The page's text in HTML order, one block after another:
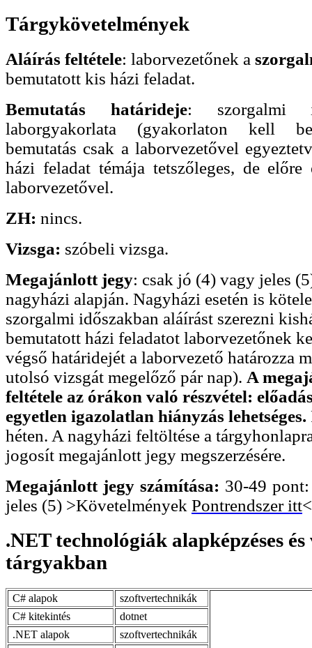
Tárgykövetelmények
Aláírás feltétele: laborvezetőnek a
bemutatott kis házi feladat.
Bemutatás határideje: szorgalmi
laborgyakorlata (gyakorlaton kell
bemutatás csak a laborvezetővel
házi feladat témája tetszőleges, de
laborvezetővel.
ZH: nincs.
Vizsga: szóbeli vizsga.
Megajánlott jegy: csak jó (4) vagy jeles
nagyházi alapján. Nagyházi esetén is
szorgalmi időszakban aláírást szerezni
bemutatott házi feladatot laborvezetőnek
végső határidejét a laborvezető határozza
utolsó vizsgát megelőző pár nap). A
feltétele az órákon való részvétel:
egyetlen igazolatlan hiányzás lehetséges.
héten. A nagyházi feltöltése a
jogosít megajánlott jegy megszerzésére.
Megajánlott jegy számítása: 30-49
jeles (5) >Követelmények Pontrendszer itt<
.NET technológiák alapképzéses
tárgyakban
C# alapok
szoftvertechnikák
C# kitekintés
dotnet
.NET alapok
szoftvertechnikák